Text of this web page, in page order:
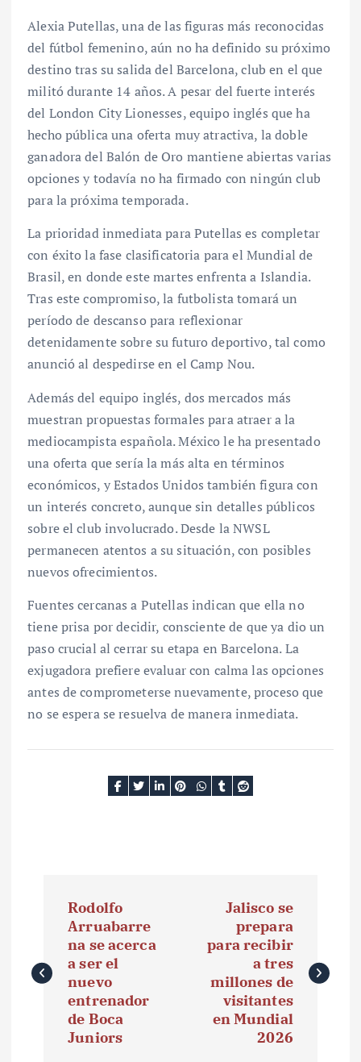
Alexia Putellas, una de las figuras más reconocidas
del fútbol femenino, aún no ha definido su próximo
destino tras su salida del Barcelona, club en el que
militó durante 14 años. A pesar del fuerte interés
del London City Lionesses, equipo inglés que ha
hecho pública una oferta muy atractiva, la doble
ganadora del Balón de Oro mantiene abiertas varias
opciones y todavía no ha firmado con ningún club
para la próxima temporada.
La prioridad inmediata para Putellas es completar
con éxito la fase clasificatoria para el Mundial de
Brasil, en donde este martes enfrenta a Islandia.
Tras este compromiso, la futbolista tomará un
período de descanso para reflexionar
detenidamente sobre su futuro deportivo, tal como
anunció al despedirse en el Camp Nou.
Además del equipo inglés, dos mercados más
muestran propuestas formales para atraer a la
mediocampista española. México le ha presentado
una oferta que sería la más alta en términos
económicos, y Estados Unidos también figura con
un interés concreto, aunque sin detalles públicos
sobre el club involucrado. Desde la NWSL
permanecen atentos a su situación, con posibles
nuevos ofrecimientos.
Fuentes cercanas a Putellas indican que ella no
tiene prisa por decidir, consciente de que ya dio un
paso crucial al cerrar su etapa en Barcelona. La
exjugadora prefiere evaluar con calma las opciones
antes de comprometerse nuevamente, proceso que
no se espera se resuelva de manera inmediata.
v
e
Rodolfo
Arruabarre
na se acerca
a ser el
nuevo
entrenador
de Boca
Juniors
Jalisco se
prepara
para recibir
a tres
millones de
visitantes
en Mundial
2026